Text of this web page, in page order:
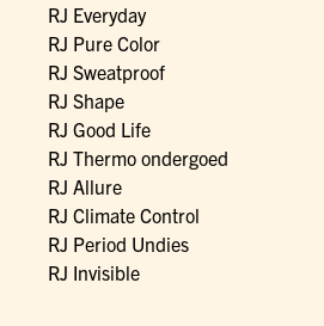
RJ Everyday
RJ Pure Color
RJ Sweatproof
RJ Shape
RJ Good Life
RJ Thermo ondergoed
RJ Allure
RJ Climate Control
RJ Period Undies
RJ Invisible